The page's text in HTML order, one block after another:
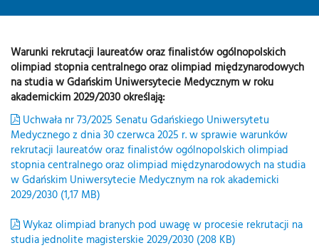
Warunki rekrutacji laureatów oraz finalistów ogólnopolskich
olimpiad stopnia centralnego oraz olimpiad międzynarodowych
na studia w Gdańskim Uniwersytecie Medycznym w roku
akademickim 2029/2030 określają:
Uchwała nr 73/2025 Senatu Gdańskiego Uniwersytetu
Medycznego z dnia 30 czerwca 2025 r. w sprawie warunków
rekrutacji laureatów oraz finalistów ogólnopolskich olimpiad
stopnia centralnego oraz olimpiad międzynarodowych na studia
w Gdańskim Uniwersytecie Medycznym na rok akademicki
2029/2030 (1,17 MB)
Wykaz olimpiad branych pod uwagę w procesie rekrutacji na
studia jednolite magisterskie 2029/2030 (208 KB)